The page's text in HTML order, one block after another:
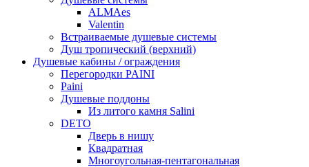
ALMAes
Valentin
Встраиваемые душевые системы
Душ тропический (верхний)
Душевые кабины / ограждения
Перегородки PAINI
Paini
Душевые поддоны
Из литого камня Salini
DETO
Дверь в нишу
Квадратная
Многоугольная-пентагональная